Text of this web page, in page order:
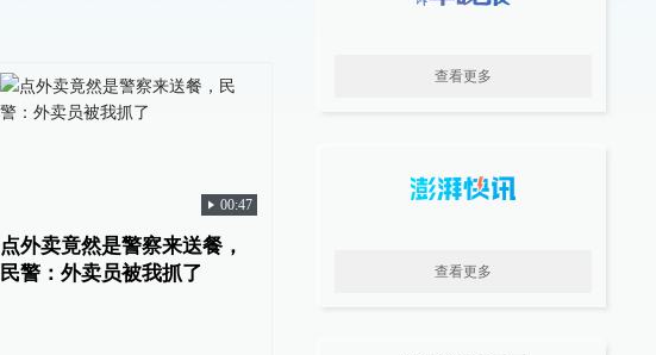
00:47
点外卖竟然是警察来送餐，
民警：外卖员被我抓了
查看更多
查看更多